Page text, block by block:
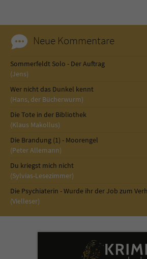
Neue Kommentare
Sommerfeldt Solo - Der Auftrag
(Jens)
Wer nicht das Dunkel kennt
(Hans, der Bücherwurm)
Die Tote in der Bibliothek
(Klaus Makollus)
Die Brandung (1) - Moorengel
(Peter Allemann)
Du kriegst mich nicht
(Sylvias-Lesezimmer)
Die Psychiaterin - Wurde ihr der Job zum
(Vielleser)
Zweck
Benutzer. Es wird benötigt
überprüfen.